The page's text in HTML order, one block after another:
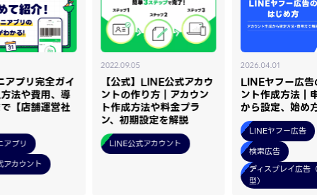
アプリ完全ガイ
法や費用、導
【店舗運営社
アプリ
カウント
2022.09.05
【公式】LINE公式アカウ
ントの作り方｜アカウン
ト作成方法や料金プラ
ン、初期設定を解説
LINE公式アカウント
2026.04.01
LINEヤフー広告
ント作成方法｜
から設定、始め
LINEヤフー広告
検索広告
ディスプレイ広告
型）